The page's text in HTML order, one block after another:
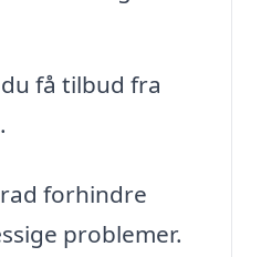
få tilbud fra
forhindre
problemer.